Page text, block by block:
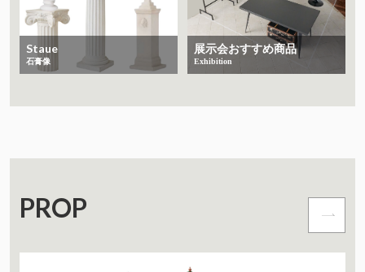
Staue
石膏像
展示会おすすめ商品
Exhibition
PROP